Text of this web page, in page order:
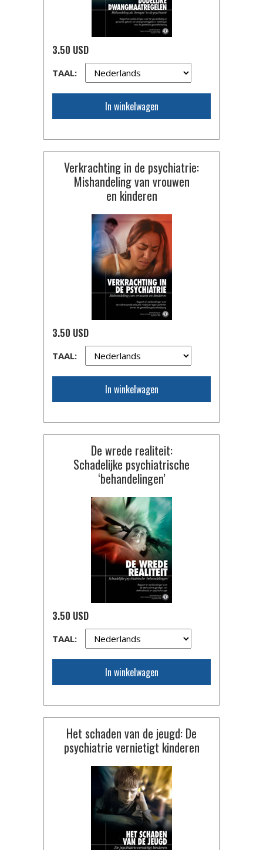
3.50 USD
TAAL:
In winkelwagen
Verkrachting in de psychiatrie:
Mishandeling van vrouwen
en kinderen
3.50 USD
TAAL:
In winkelwagen
De wrede realiteit:
Schadelijke psychiatrische
‘behandelingen’
3.50 USD
TAAL:
In winkelwagen
Het schaden van de jeugd: De
psychiatrie vernietigt kinderen